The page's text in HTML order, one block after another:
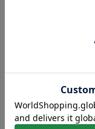
保冷バッグ よくあ
保冷バッグはど